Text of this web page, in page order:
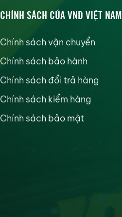
CHÍNH SÁCH CỦA VND VIỆT NAM
Chính sách vận chuyển
Chính sách bảo hành
Chính sách đổi trả hàng
Chính sách kiểm hàng
Chính sách bảo mật